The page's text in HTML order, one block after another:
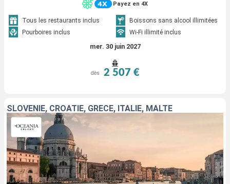
Payez en 4X
Tous les restaurants inclus
Boissons sans alcool illimitées
Pourboires inclus
Wi-Fi illimité inclus
mer. 30 juin 2027
dès 2 507 €
SLOVÉNIE, CROATIE, GRÈCE, ITALIE, MALTE